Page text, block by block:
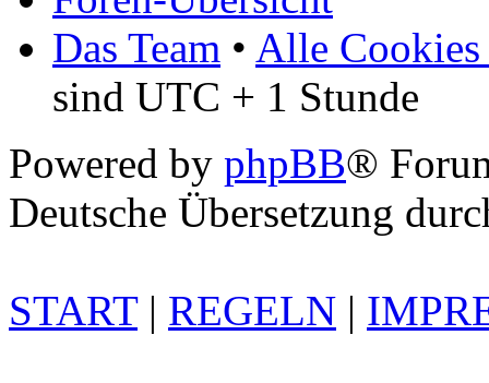
Das Team • Alle Cookies
sind UTC + 1 Stunde
Powered by phpBB®
Deutsche Übersetzung
START| REGELN |